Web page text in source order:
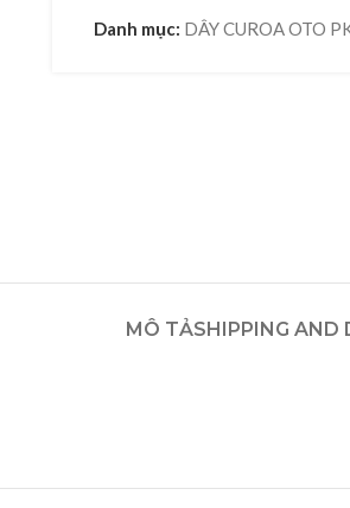
Danh mục: DÂY CUROA OTO
MÔ TẢSHIPPING AND